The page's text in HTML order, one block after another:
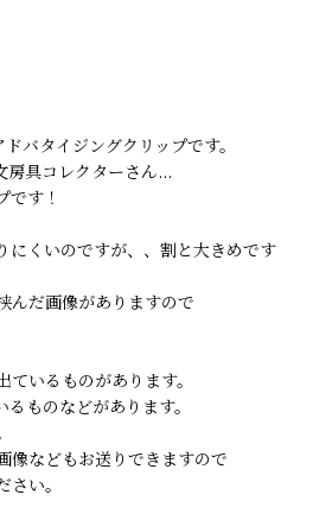
バタイジングクリップです。
房具コレクターさん...
です！
にくいのですが、、割と大きめです
んだ画像がありますので
いるものがあります。
ものなどがあります。
像などもお送りできますので
い。